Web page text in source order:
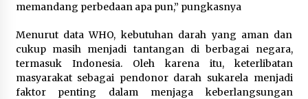
memandang perbedaan apa pun,” pungkasnya
Menurut data WHO, kebutuhan darah yang aman dan
cukup masih menjadi tantangan di berbagai negara,
termasuk Indonesia. Oleh karena itu, keterlibatan
masyarakat sebagai pendonor darah sukarela menjadi
faktor penting dalam menjaga keberlangsungan